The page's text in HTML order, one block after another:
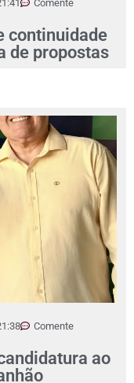
Comente
continuidade
de propostas
Comente
ao